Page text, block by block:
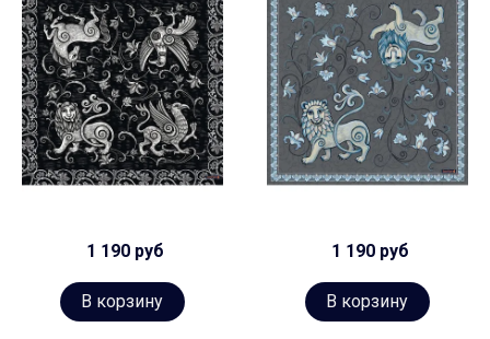
1 190 руб
В корзину
1 190 руб
В корзину